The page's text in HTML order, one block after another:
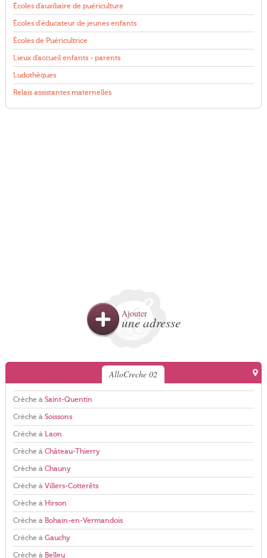
Écoles d'auxiliaire de puériculture
Écoles d'éducateur de jeunes enfants
Écoles de Puéricultrice
Lieux d'accueil enfants - parents
Ludothèques
Relais assistantes maternelles
Ajouter
une adresse
AlloCreche 02
Crèche à Saint-Quentin
Crèche à Soissons
Crèche à Laon
Crèche à Château-Thierry
Crèche à Chauny
Crèche à Villers-Cotterêts
Crèche à Hirson
Crèche à Bohain-en-Vermandois
Crèche à Gauchy
Crèche à Belleu